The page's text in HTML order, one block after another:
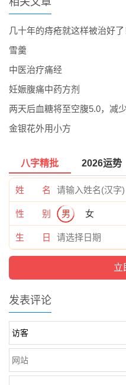
几十年的痔疮就这样被治好
雪羹
中医治疗痛经
妊娠腹痛中药方剂
金银花外用小方
八字精批 2026运势
姓 名
性 别 男 女
生 日
发表评论